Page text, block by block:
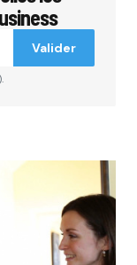
avec*
Valider